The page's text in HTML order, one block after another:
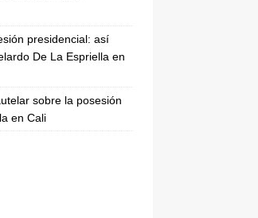
presidencial: así
De La Espriella en
sobre la posesión
en Cali